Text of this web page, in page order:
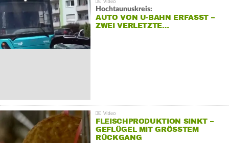
Hochtaunuskreis:
AUTO VON U-BAHN ERFASST –
ZWEI VERLETZTE…
FLEISCHPRODUKTION SINKT –
GEFLÜGEL MIT GRÖSSTEM R
ÜCKGANG